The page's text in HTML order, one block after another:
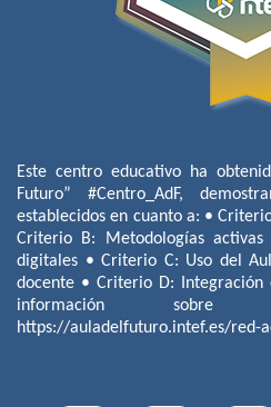
Este centro educativo ha
Futuro” #Centro_AdF,
establecidos en cuanto a: •
Criterio B: Metodologías
digitales • Criterio C: Uso del
docente • Criterio D:
información sobre
https://auladelfuturo.intef.es/red-